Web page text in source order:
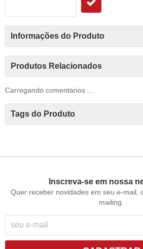
Informações do Produto
Produtos Relacionados
Carregando comentários ...
Tags do Produto
Inscreva-se em nossa
Quer receber novidades em seu e-mail,
mailing.